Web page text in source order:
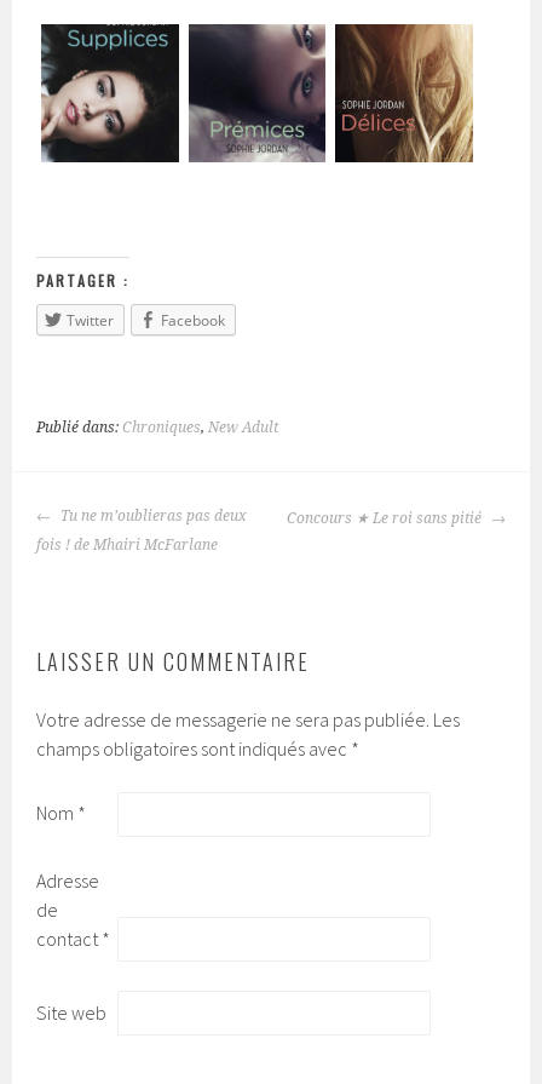
PARTAGER :
Twitter
Facebook
Publié dans:Chroniques,New Adult
NAVIGATION
Tu ne m’oublieras pas deux
fois ! de Mhairi McFarlane
Concours ★ Le roi sans pitié
LAISSER UN COMMENTAIRE
Votre adresse de messagerie ne sera pas publiée. Les
champs obligatoires sont indiqués avec *
Nom *
Adresse
de
contact *
Site web